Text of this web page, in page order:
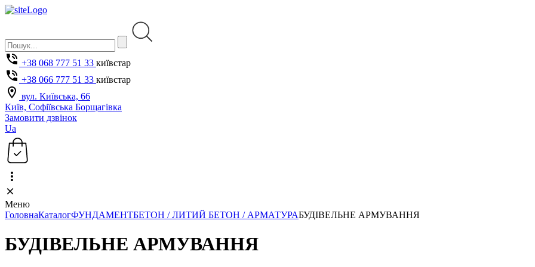
+38 068 777 51 33 київстар
+38 066 777 51 33 київстар
вул. Київська, 66
Київ, Софіївська Борщагівка
Замовити дзвінок
Ua
Меню
ГоловнаКаталогФУНДАМЕНТБЕТОН / ЛИТИЙ БЕТОН / АРМАТУРАБУДІВЕЛЬНЕ АРМУВАННЯ
БУДІВЕЛЬНЕ АРМУВАННЯ